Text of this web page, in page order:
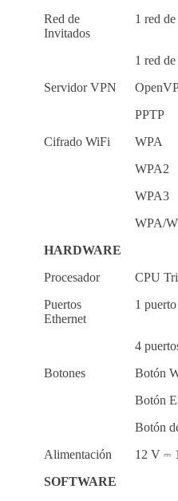
Red de
Invitados
1 red
1 red
Servidor VPN
PPTP
Cifrado WiFi
WPA
WPA2
WPA3
WPA/
HARDWARE
Procesador
CPU
Puertos
Ethernet
1
4
Botones
Botón
Botón
Botón
Alimentación
12 V ⎓
SOFTWARE